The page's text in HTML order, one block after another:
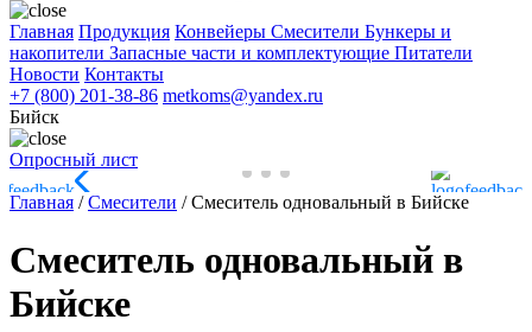
Главная Продукция Конвейеры Смесители Бункеры и
накопители Запасные части и комплектующие Питатели
Новости Контакты
+7 (800) 201-38-86 metkoms@yandex.ru
Бийск
Опросный лист
Главная /Смесители /Смеситель одновальный в Бийске
Смеситель одновальный в
Бийске